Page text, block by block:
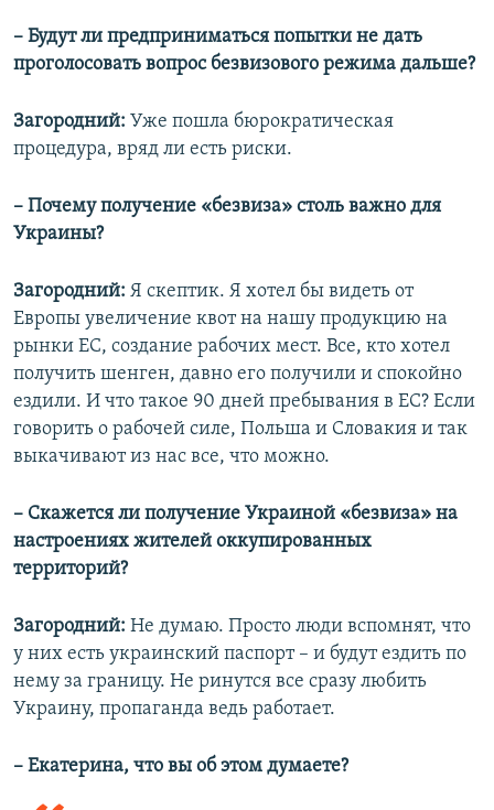
– Будут ли предприниматься попытки не дать
проголосовать вопрос безвизового режима дальше?
Загородний: Уже пошла бюрократическая
процедура, вряд ли есть риски.
– Почему получение «безвиза» столь важно для
Украины?
Загородний: Я скептик. Я хотел бы видеть от
Европы увеличение квот на нашу продукцию на
рынки ЕС, создание рабочих мест. Все, кто хотел
получить шенген, давно его получили и спокойно
ездили. И что такое 90 дней пребывания в ЕС? Если
говорить о рабочей силе, Польша и Словакия и так
выкачивают из нас все, что можно.
– Скажется ли получение Украиной «безвиза» на
настроениях жителей оккупированных
территорий?
Загородний: Не думаю. Просто люди вспомнят, что
у них есть украинский паспорт – и будут ездить по
нему за границу. Не ринутся все сразу любить
Украину, пропаганда ведь работает.
– Екатерина, что вы об этом думаете?